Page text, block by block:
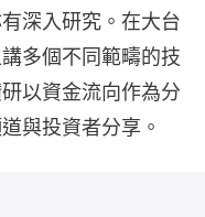
深入研究。在大台
多個不同範疇的技
以資金流向作為分
與投資者分享。